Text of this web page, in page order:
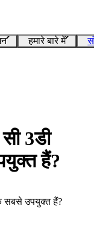
हमारे बारे में
3डी
हैं?
सबसे उपयुक्त हैं?